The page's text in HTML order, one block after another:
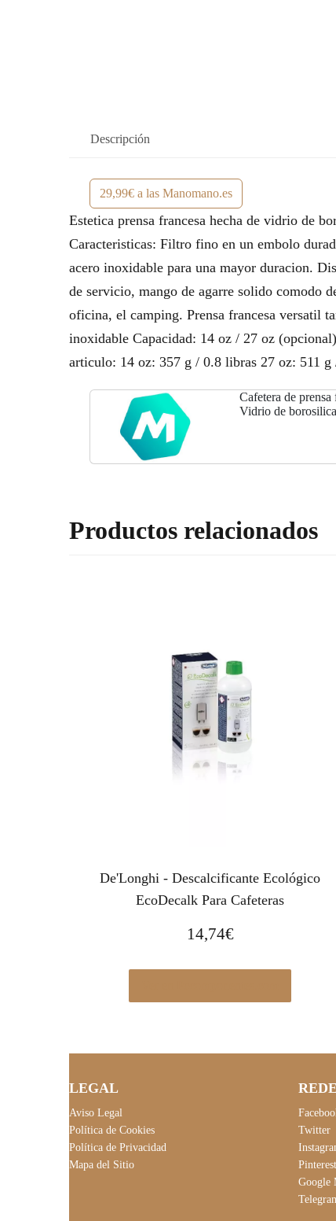
Descripción
29,99€ a las Manomano.es
Estetica prensa francesa hecha de vidrio de
Caracteristicas: Filtro fino en un embolo
acero inoxidable para una mayor duracion.
de servicio, mango de agarre solido comodo
oficina, el camping. Prensa francesa versatil
inoxidable Capacidad: 14 oz / 27 oz
articulo: 14 oz: 357 g / 0.8 libras 27 oz: 511 g
Cafetera de
Vidrio de
Productos relacionados
De'Longhi - Descalcificante Ecológico
EcoDecalk Para Cafeteras
14,74€
LEGAL
Aviso Legal
Política de Cookies
Política de Privacidad
Mapa del Sitio
Twitter
Pinterest
Google